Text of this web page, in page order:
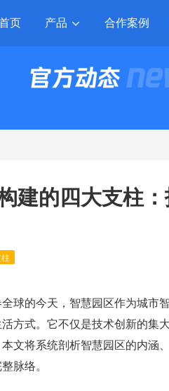
页 产品 合作案例
建的四大支柱
球的今天，智慧园区作为城市
方式。它不仅是技术创新的集
文将系统剖析智慧园区的内涵
脉络。